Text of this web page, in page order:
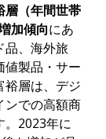
層（年間世帯
加傾向にあ
品、海外旅
値製品・サー
裕層は、デジ
ンでの高額商
2023年に